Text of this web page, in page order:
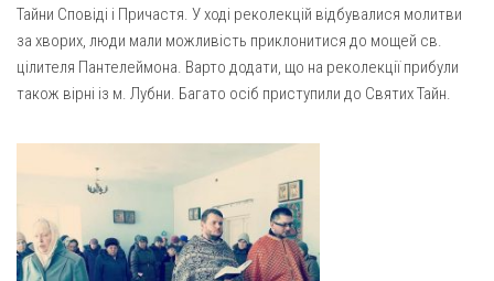
Парафія Різдва Пресвятої Богородиці м. Берестин
(Красноград)
Парохії Полтавської області
Всіх Святих українського народу (м. Полтава)
Свято-Юріївська парафія (м. Полтава)
Архистратига Михаїла (с. Пригарівка)
Благовіщення Пресвятої Богородиці (с. Шевченки)
Рух pro-life
Тайни Сповіді і Причастя. У ході реколекцій відбувалися молитви
за хворих, люди мали можливість приклонитися до мощей св.
цілителя Пантелеймона. Варто додати, що на реколекції прибули
також вірні із м. Лубни. Багато осіб приступили до Святих Тайн.